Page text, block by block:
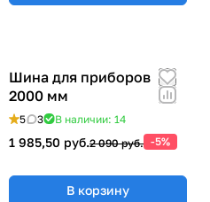
Шина для приборов
2000 мм
5 3 В наличии: 14
1 985,50 руб.2 090 руб. -5%
В корзину